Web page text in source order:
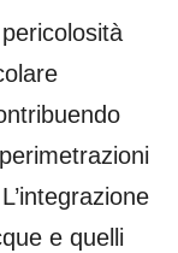
e quelli